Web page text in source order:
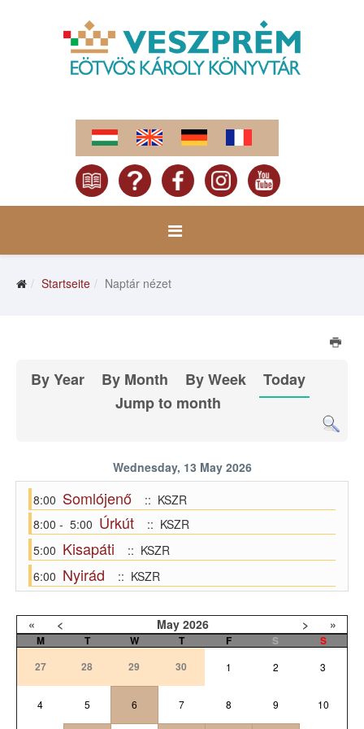
Startseite Naptár nézet
By Year By Month By Week
Today
Jump to month
Wednesday, 13 May 2026
8:00 Somlójenő
:: KSZR
8:00 - 5:00 Úrkút
:: KSZR
5:00 Kisapáti
:: KSZR
6:00 Nyirád :: KSZR
« < May 2026 > »
M T W T F S
S
27
28 29 30 1 2 3
4 5 6 7 8 9 10